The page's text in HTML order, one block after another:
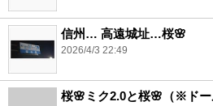
信州… 高遠城址…桜🌸
2026/4/3 22:49
桜🌸ミク2.0と桜🌸（※ドー